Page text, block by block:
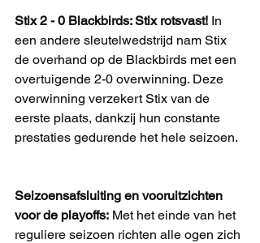
Stix 2 - 0 Blackbirds: Stix rotsvast! In
een andere sleutelwedstrijd nam Stix
de overhand op de Blackbirds met een
overtuigende 2-0 overwinning. Deze
overwinning verzekert Stix van de
eerste plaats, dankzij hun constante
prestaties gedurende het hele seizoen.
Seizoensafsluiting en vooruitzichten
voor de playoffs: Met het einde van het
reguliere seizoen richten alle ogen zich